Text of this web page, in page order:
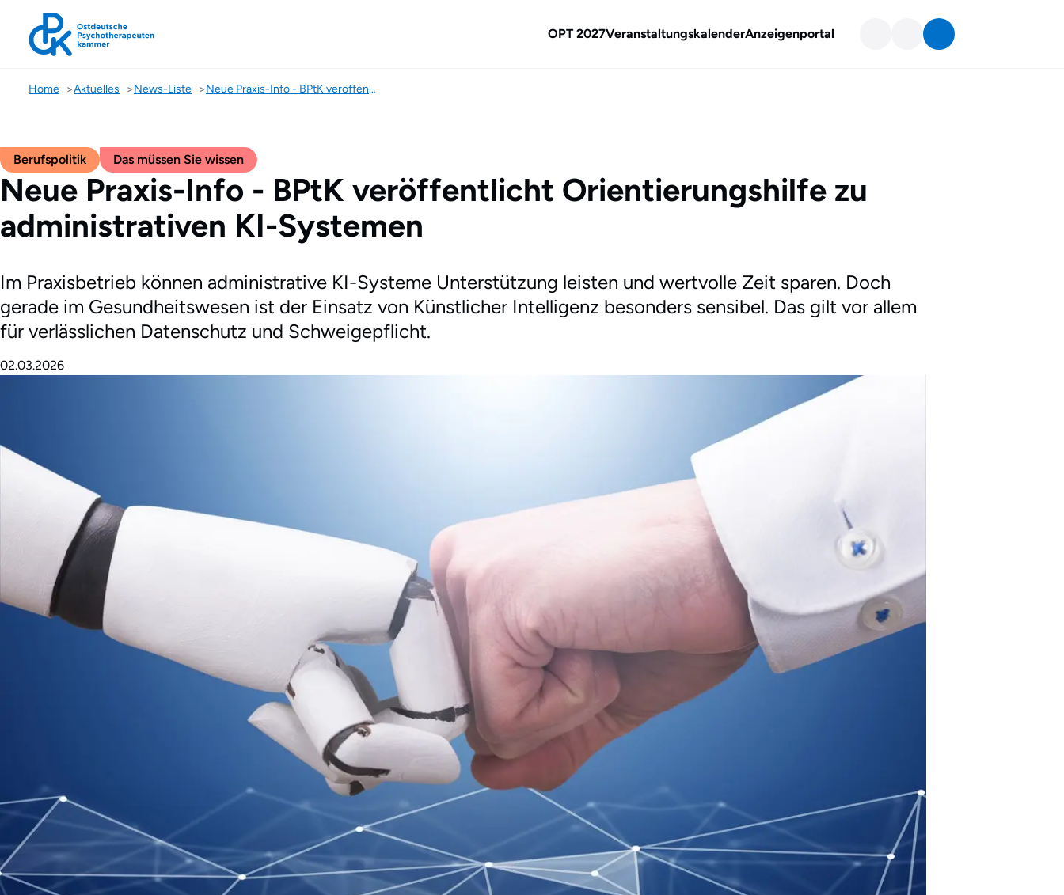
OPT 2027VeranstaltungskalenderAnzeigenportal
Home Aktuelles News-Liste Neue Praxis-Info - BPtK veröffentlicht Orientierungshilfe zu administrativen KI-Systemen
Neue Praxis-Info - BPtK veröffentlicht Orientierungshilfe zu
administrativen KI-Systemen
02.03.2026
Im Praxisbetrieb können administrative KI-Systeme Unterstützung leisten und wertvolle Zeit sparen. Doch
gerade im Gesundheitswesen ist der Einsatz von Künstlicher Intelligenz besonders sensibel. Das gilt vor allem
für verlässlichen Datenschutz und Schweigepflicht.
Berufspolitik Das müssen Sie wissen